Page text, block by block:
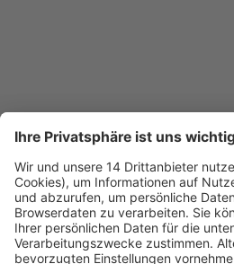
Fachmedien Recht und Wirtschaft